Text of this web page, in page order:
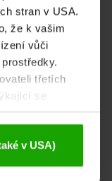
stran v USA.
že k vašim
vůči
třetích
se
v USA)